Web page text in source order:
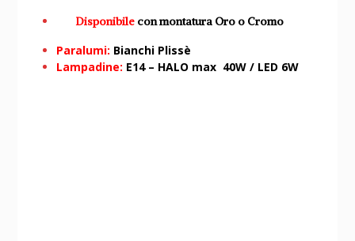
Disponibile con montatura Oro o Cromo
Paralumi: Bianchi Plissè
Lampadine: E14 – HALO max 40W / LED 6W